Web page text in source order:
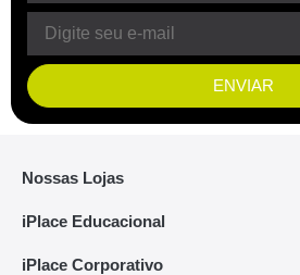
ENVIAR
Nossas Lojas
iPlace Educacional
iPlace Corporativo